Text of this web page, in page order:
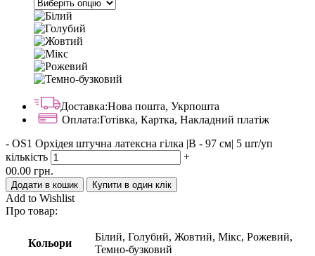
Доставка:Нова пошта, Укрпошта
Оплата:Готівка, Картка, Накладний платіж
- OS1 Орхідея штучна латексна гілка |В - 97 см| 5 шт/уп
кількість
+
00.00 грн.
Додати в кошик Купити в один клік
Add to Wishlist
Про товар:
Кольори
Білий, Голубий, Жовтий, Мікс, Рожевий,
Темно-бузковий